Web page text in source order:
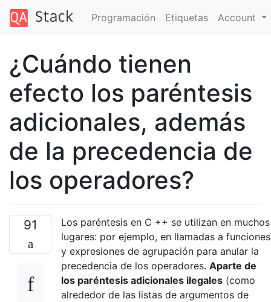
Programación Etiquetas Account
¿Cuándo tienen
efecto los paréntesis
adicionales, además
de la precedencia de
los operadores?
91
Los paréntesis en C ++ se utilizan en muchos
lugares: por ejemplo, en llamadas a funciones
y expresiones de agrupación para anular la
precedencia de los operadores. Aparte de
los paréntesis adicionales ilegales (como
alrededor de las listas de argumentos de